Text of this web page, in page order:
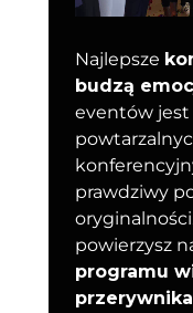
Najlepsze
budzą
eventów jest
prawdziwy
powierzysz
programu